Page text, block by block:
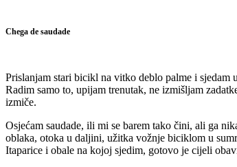
Chega de saudade
Prislanjam stari bicikl na vitko deblo palme i sjedam
Radim samo to, upijam trenutak, ne izmišljam
izmiče.
Osjećam saudade, ili mi se barem tako čini, ali ga
oblaka, otoka u daljini, užitka vožnje biciklom u
Itaparice i obale na kojoj sjedim, gotovo je cijeli